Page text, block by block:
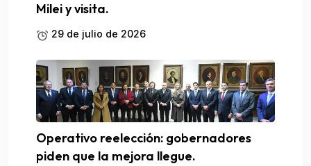
Milei y visita.
29 de julio de 2026
Operativo reelección: gobernadores
piden que la mejora llegue.